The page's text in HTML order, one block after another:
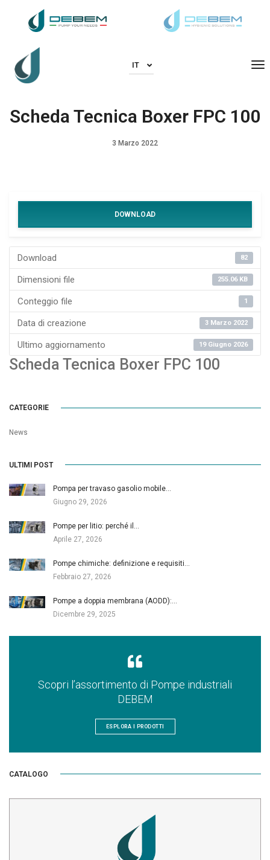
IT
Scheda Tecnica Boxer FPC 100
3 Marzo 2022
DOWNLOAD
Download 82
Dimensioni file 255.06 KB
Conteggio file 1
Data di creazione 3 Marzo 2022
Ultimo aggiornamento 19 Giugno 2026
Scheda Tecnica Boxer FPC 100
CATEGORIE
News
ULTIMI POST
Pompa per travaso gasolio mobile…
Giugno 29, 2026
Pompe per litio: perché il…
Aprile 27, 2026
Pompe chimiche: definizione e requisiti…
Febbraio 27, 2026
Pompe a doppia membrana (AODD):…
Dicembre 29, 2025
Scopri l’assortimento di Pompe industriali
DEBEM
ESPLORA I PRODOTTI
CATALOGO